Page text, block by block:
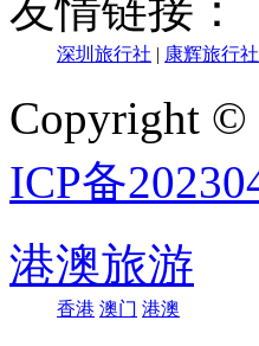
深圳旅行社 | 康辉旅行社
Copyright ©
ICP备
港澳旅游
香港 澳门 港澳